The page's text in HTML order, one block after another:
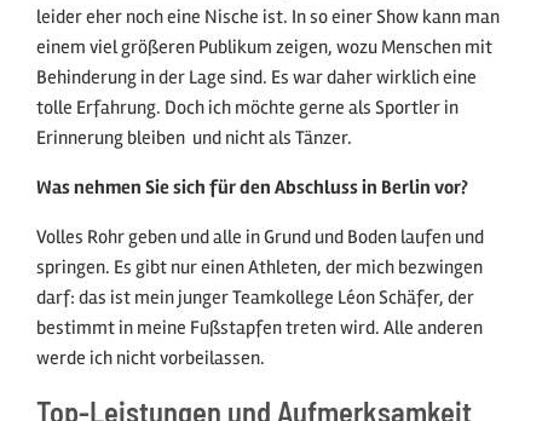
leider eher noch eine Nische ist. In so einer Show kann man
einem viel größeren Publikum zeigen, wozu Menschen mit
Behinderung in der Lage sind. Es war daher wirklich eine
tolle Erfahrung. Doch ich möchte gerne als Sportler in
Erinnerung bleiben  und nicht als Tänzer.
Was nehmen Sie sich für den Abschluss in Berlin vor?
Volles Rohr geben und alle in Grund und Boden laufen und
springen. Es gibt nur einen Athleten, der mich bezwingen
darf: das ist mein junger Teamkollege Léon Schäfer, der
bestimmt in meine Fußstapfen treten wird. Alle anderen
werde ich nicht vorbeilassen.
Top-Leistungen und Aufmerksamkeit